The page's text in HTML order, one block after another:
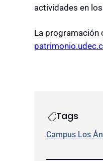
actividades en
La programación
Tags
Campus Los